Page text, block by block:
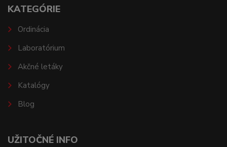
KATEGÓRIE
Ordinácia
Laboratórium
Akčné letáky
Katalógy
Blog
UŽITOČNÉ INFO